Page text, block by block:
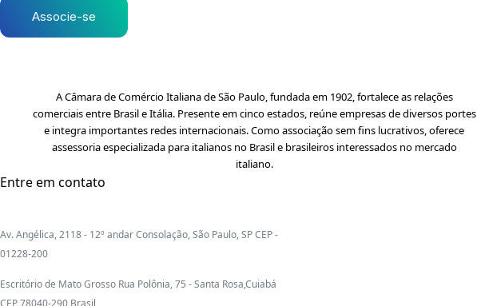
Associe-se
A Câmara de Comércio Italiana de São Paulo, fundada em 1902, fortalece as relações
comerciais entre Brasil e Itália. Presente em cinco estados, reúne empresas de diversos portes
e integra importantes redes internacionais. Como associação sem fins lucrativos, oferece
assessoria especializada para italianos no Brasil e brasileiros interessados no mercado
italiano.
Entre em contato
Av. Angélica, 2118 - 12º andar Consolação, São Paulo, SP CEP -
01228-200
Escritório de Mato Grosso Rua Polônia, 75 - Santa Rosa,Cuiabá
CEP 78040-290 Brasil